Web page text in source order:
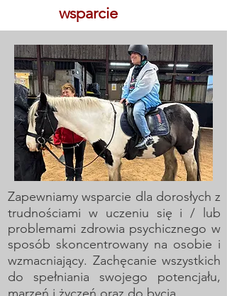
wsparcie
Zapewniamy wsparcie dla dorosłych z
trudnościami w uczeniu się i / lub
problemami zdrowia psychicznego w
sposób skoncentrowany na osobie i
wzmacniający. Zachęcanie wszystkich
do spełniania swojego potencjału,